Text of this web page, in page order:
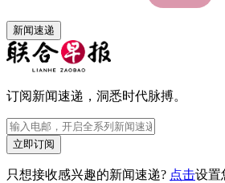
新闻速递
订阅新闻速递，洞悉时代脉搏。
立即订阅
只想接收感兴趣的新闻速递? 点击设置